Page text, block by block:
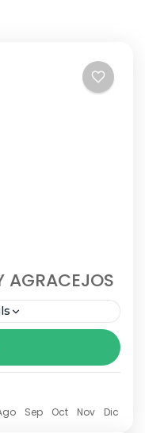
AGRACEJOS
Natural: Parque
a: Familias
del año: 12 y 26
Sep Oct Nov Dic